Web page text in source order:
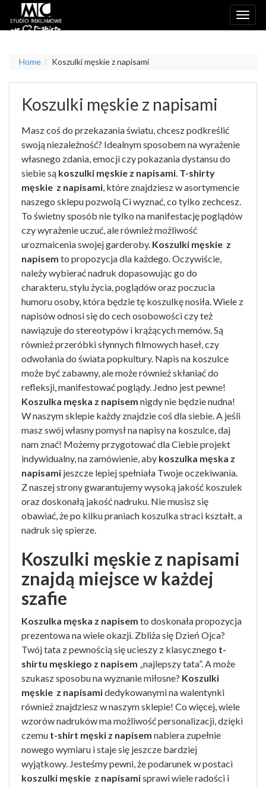
Home Koszulki męskie z napisami
Koszulki męskie z napisami
Masz coś do przekazania światu, chcesz podkreślić
swoją niezależność? Idealnym sposobem na wyrażenie
własnego zdania, emocji czy pokazania dystansu do
siebie są koszulki męskie z napisami. T-shirty
męskie z napisami, które znajdziesz w asortymencie
naszego sklepu pozwolą Ci wyznać, co tylko zechcesz.
To świetny sposób nie tylko na manifestację poglądów
czy wyrażenie uczuć, ale również możliwość
urozmaicenia swojej garderoby. Koszulki męskie z
napisem to propozycja dla każdego. Oczywiście,
należy wybierać nadruk dopasowując go do
charakteru, stylu życia, poglądów oraz poczucia
humoru osoby, która będzie tę koszulkę nosiła. Wiele z
napisów odnosi się do cech osobowości czy też
nawiązuje do stereotypów i krążących memów. Są
również przeróbki słynnych filmowych haseł, czy
odwołania do świata popkultury. Napis na koszulce
może być zabawny, ale może również skłaniać do
refleksji, manifestować poglądy. Jedno jest pewne!
Koszulka męska z napisem nigdy nie będzie nudna!
W naszym sklepie każdy znajdzie coś dla siebie. A jeśli
masz swój własny pomysł na napisy na koszulce, daj
nam znać! Możemy przygotować dla Ciebie projekt
indywidualny, na zamówienie, aby koszulka męska z
napisami jeszcze lepiej spełniała Twoje oczekiwania.
Z naszej strony gwarantujemy wysoką jakość koszulek
oraz doskonałą jakość nadruku. Nie musisz się
obawiać, że po kilku praniach koszulka straci kształt, a
nadruk się spierze.
Koszulki męskie z napisami
znajdą miejsce w każdej
szafie
Koszulka męska z napisem to doskonała propozycja
prezentowa na wiele okazji. Zbliża się Dzień Ojca?
Twój tata z pewnością się ucieszy z klasycznego t-
shirtu męskiego z napisem „najlepszy tata”. A może
szukasz sposobu na wyznanie miłosne? Koszulki
męskie z napisamidedykowanymi na walentynki
również znajdziesz w naszym sklepie! Co więcej, wiele
wzorów nadruków ma możliwość personalizacji, dzięki
czemu t-shirt męski z napisem nabiera zupełnie
nowego wymiaru i staje się jeszcze bardziej
wyjątkowy. Jesteśmy pewni, że podarunek w postaci
koszulki męskie z napisamisprawi wiele radości i